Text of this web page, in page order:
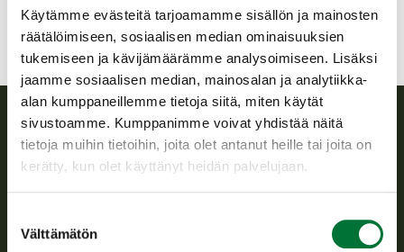
Käytämme evästeitä tarjoamamme sisällön ja mainosten
räätälöimiseen, sosiaalisen median ominaisuuksien
tukemiseen ja kävijämäärämme analysoimiseen. Lisäksi
jaamme sosiaalisen median, mainosalan ja analytiikka-
alan kumppaneillemme tietoja siitä, miten käytät
sivustoamme. Kumppanimme voivat yhdistää näitä
tietoja muihin tietoihin, joita olet antanut heille tai joita on
kerätty, kun olet käyttänyt heidän palvelujaan.
valinta
Välttämätön
Suomen riistakeskus
toimeenpanosta sekä vastaa sille säädetyistä julkisista